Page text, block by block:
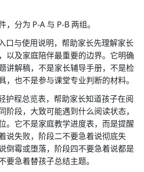
分为 P-A 与 P-B 两组。
口与使用说明，帮助家长先理解家长
以及家庭陪伴最重要的边界。它明确
讲解稿，不是家长辅导手册，不是检
，也不是参与课堂专业判断的材料。
护程总览表，帮助家长知道孩子在阅
阶段，大致可能遇到什么阅读状态，
。它不是家庭教学进度表，而是提醒
说失败，阶段二不要急着说彻底失
倒霉或堕落，阶段四不要急着说都是
要急着替孩子总结主题。